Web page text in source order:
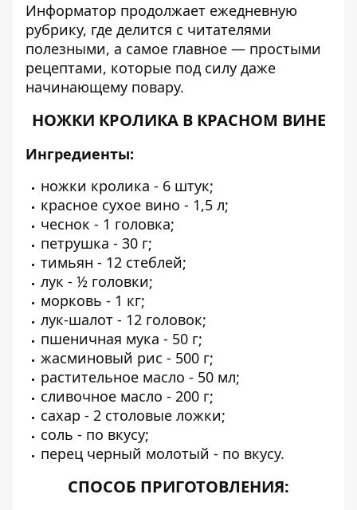
Информатор продолжает ежедневную
рубрику, где делится с читателями
полезными, а самое главное — простыми
рецептами, которые под силу даже
начинающему повару.
НОЖКИ КРОЛИКА В КРАСНОМ ВИНЕ
Ингредиенты:
ножки кролика - 6 штук;
красное сухое вино - 1,5 л;
чеснок - 1 головка;
петрушка - 30 г;
тимьян - 12 стеблей;
лук - ½ головки;
морковь - 1 кг;
лук-шалот - 12 головок;
пшеничная мука - 50 г;
жасминовый рис - 500 г;
растительное масло - 50 мл;
сливочное масло - 200 г;
сахар - 2 столовые ложки;
соль - по вкусу;
перец черный молотый - по вкусу.
СПОСОБ ПРИГОТОВЛЕНИЯ: